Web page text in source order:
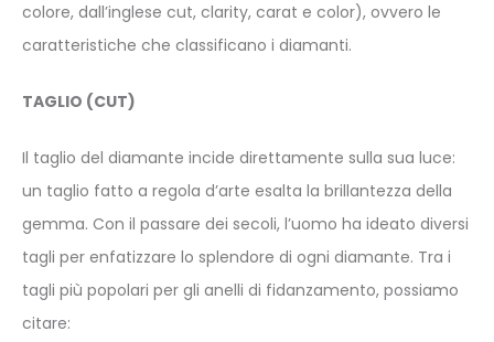
colore, dall’inglese cut, clarity, carat e color), ovvero le
caratteristiche che classificano i diamanti.
TAGLIO (CUT)
Il taglio del diamante incide direttamente sulla sua luce:
un taglio fatto a regola d’arte esalta la brillantezza della
gemma. Con il passare dei secoli, l’uomo ha ideato diversi
tagli per enfatizzare lo splendore di ogni diamante. Tra i
tagli più popolari per gli anelli di fidanzamento, possiamo
citare: